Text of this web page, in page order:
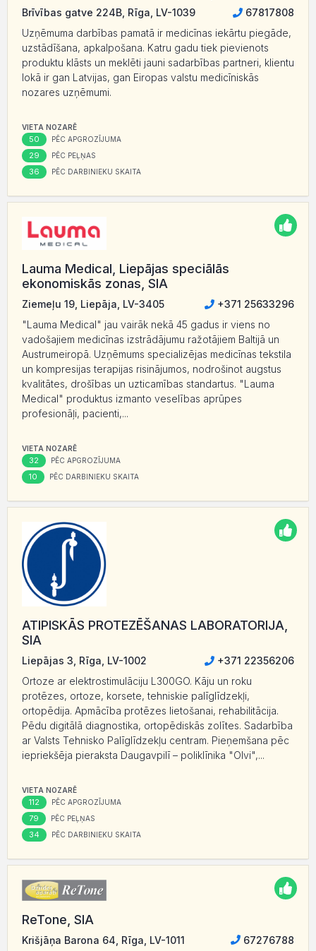
Brīvības gatve 224B, Rīga, LV-1039
67817808
Uzņēmuma darbības pamatā ir medicīnas iekārtu piegāde,
uzstādīšana, apkalpošana. Katru gadu tiek pievienots
produktu klāsts un meklēti jauni sadarbības partneri, klientu
lokā ir gan Latvijas, gan Eiropas valstu medicīniskās
nozares uzņēmumi.
VIETA NOZARĒ
50 PĒC APGROZĪJUMA
29 PĒC PEĻŅAS
36 PĒC DARBINIEKU SKAITA
Lauma Medical, Liepājas speciālās
ekonomiskās zonas, SIA
Ziemeļu 19, Liepāja, LV-3405
+371 25633296
"Lauma Medical" jau vairāk nekā 45 gadus ir viens no
vadošajiem medicīnas izstrādājumu ražotājiem Baltijā un
Austrumeiropā. Uzņēmums specializējas medicīnas tekstila
un kompresijas terapijas risinājumos, nodrošinot augstus
kvalitātes, drošības un uzticamības standartus. "Lauma
Medical" produktus izmanto veselības aprūpes
profesionāļi, pacienti,...
VIETA NOZARĒ
32 PĒC APGROZĪJUMA
10 PĒC DARBINIEKU SKAITA
ATIPISKĀS PROTEZĒŠANAS LABORATORIJA,
SIA
Liepājas 3, Rīga, LV-1002
+371 22356206
Ortoze ar elektrostimulāciju L300GO. Kāju un roku
protēzes, ortoze, korsete, tehniskie palīglīdzekļi,
ortopēdija. Apmācība protēzes lietošanai, rehabilitācija.
Pēdu digitālā diagnostika, ortopēdiskās zolītes. Sadarbība
ar Valsts Tehnisko Palīglīdzekļu centram. Pieņemšana pēc
iepriekšēja pieraksta Daugavpilī – poliklīnika "Olvi",...
VIETA NOZARĒ
112 PĒC APGROZĪJUMA
79 PĒC PEĻŅAS
34 PĒC DARBINIEKU SKAITA
ReTone, SIA
Krišjāņa Barona 64, Rīga, LV-1011 67276788